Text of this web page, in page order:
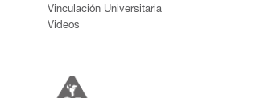
Vinculación Universitaria
Videos